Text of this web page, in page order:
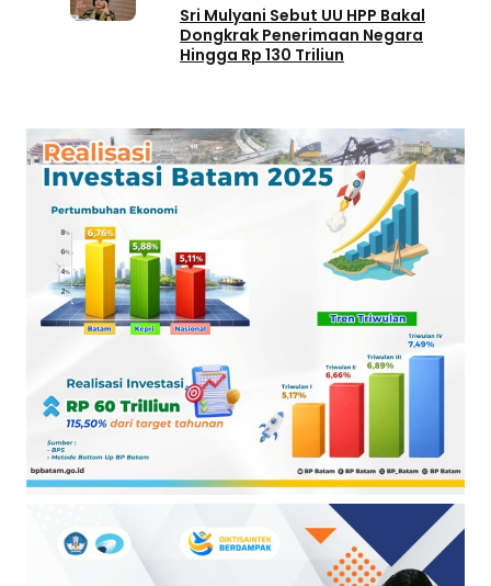
Sri Mulyani Sebut UU HPP Bakal
Dongkrak Penerimaan Negara
Hingga Rp 130 Triliun